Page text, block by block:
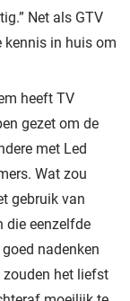
Net als GTV
kennis in huis om
heeft TV
gezet om de
met Led
Wat zou
gebruik van
die eenzelfde
nadenken
het liefst